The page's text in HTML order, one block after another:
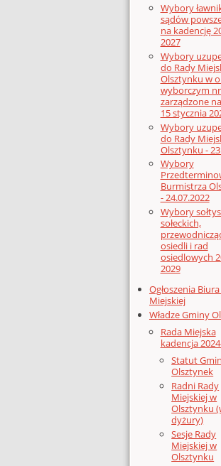
Wybory
sądów
na kadencję
2027
Wybory
do Rady
Olsztynku w
wyborczym
zarządzone
15 stycznia
Wybory
do Rady
Olsztynku -
Wybory
Burmistrza
- 24.07.2022
Wybory
sołeckich,
osiedli i rad
osiedlowych
2029
Ogłoszenia
Miejskiej
Władze Gminy
Rada Miejska
kadencja
Statut
Olsztynek
Radni Rady
Miejskiej w
Olsztynku
dyżury)
Sesje Rady
Miejskiej w
Olsztynku